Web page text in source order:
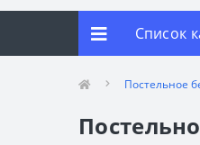
Список
Постельное